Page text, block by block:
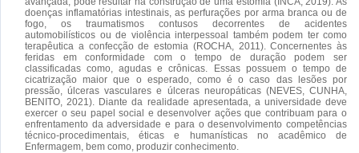
doenças inflamatórias intestinais, as perfurações por arma branca ou de
fogo, os traumatismos contusos decorrentes de acidentes
automobilísticos ou de violência interpessoal também podem ter como
terapêutica a confecção de estomia (ROCHA, 2011). Concernentes às
feridas em conformidade com o tempo de duração podem ser
classificadas como, agudas e crônicas. Essas possuem o tempo de
cicatrização maior que o esperado, como é o caso das lesões por
pressão, úlceras vasculares e úlceras neuropáticas (NEVES, CUNHA,
BENITO, 2021). Diante da realidade apresentada, a universidade deve
exercer o seu papel social e desenvolver ações que contribuam para o
enfrentamento da adversidade e para o desenvolvimento competências
técnico-procedimentais, éticas e humanísticas no acadêmico de
Enfermagem, bem como, produzir conhecimento.